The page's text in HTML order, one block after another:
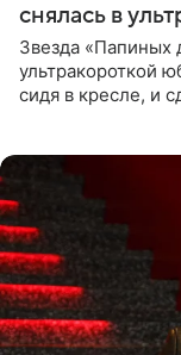
снялась в
Звезда «Папиных
ультракороткой
сидя в кресле, и